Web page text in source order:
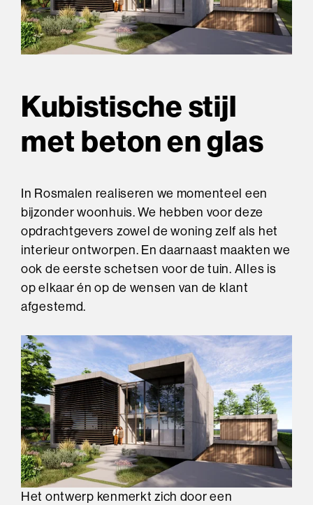
Kubistische stijl
met beton en glas
In Rosmalen realiseren we momenteel een
bijzonder woonhuis. We hebben voor deze
opdrachtgevers zowel de woning zelf als het
interieur ontworpen. En daarnaast maakten we
ook de eerste schetsen voor de tuin. Alles is
op elkaar én op de wensen van de klant
afgestemd.
Het ontwerp kenmerkt zich door een